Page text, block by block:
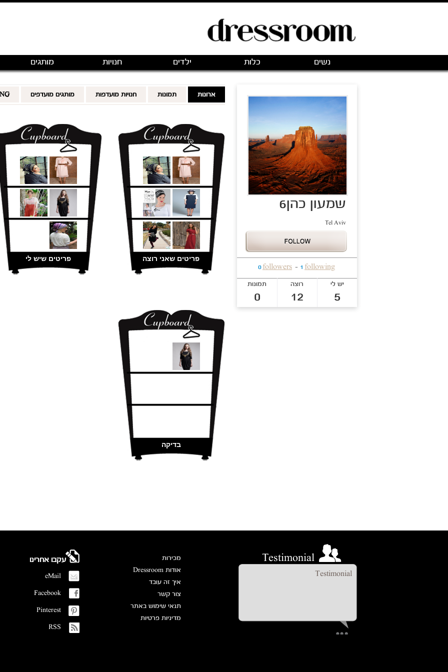
נשים כלות ילדים חנויות מותגים
שמעון כהן6
Tel Aviv
1 following
-
0 followers
יש לי
5
רוצה
12
תמונות
0
ארונות תמונות חנויות מועדפות מותגים מועדפים
פריטים שאני רוצה פריטים שיש לי
בדיקה
Testimonial
Testimonial
מכירות
אודות Dressroom
איך זה עובד
צור קשר
תנאי שימוש באתר
מדיניות פרטיות
עקבו אחרינו
eMail
Facebook
Pinterest
RSS